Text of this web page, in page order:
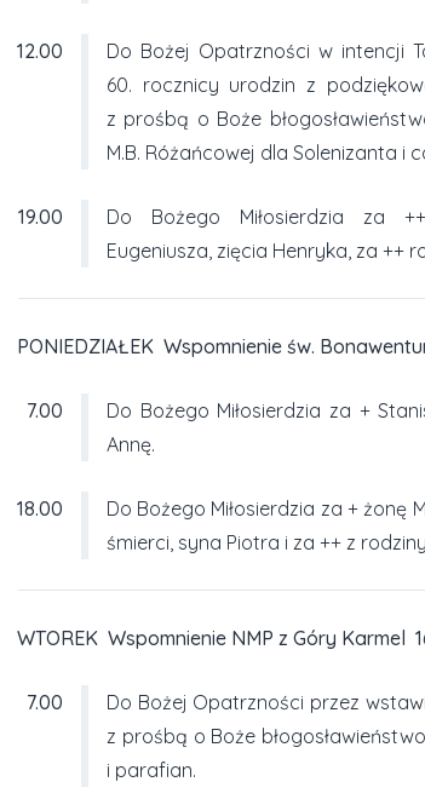
12.00
Do Bożej Opatrzności w intencji
60. rocznicy urodzin z
z prośbą o Boże
M.B. Różańcowej dla Solenizanta i
19.00
Do Bożego Miłosierdzia za
Eugeniusza, zięcia Henryka, za ++
PONIEDZIAŁEK Wspomnienie św.
7.00
Do Bożego Miłosierdzia za +
Annę.
18.00
Do Bożego Miłosierdzia za + żonę
śmierci, syna Piotra i za ++ z
WTOREK Wspomnienie NMP z Góry Karmel
7.00
Do Bożej Opatrzności przez
z prośbą o Boże
i parafian.